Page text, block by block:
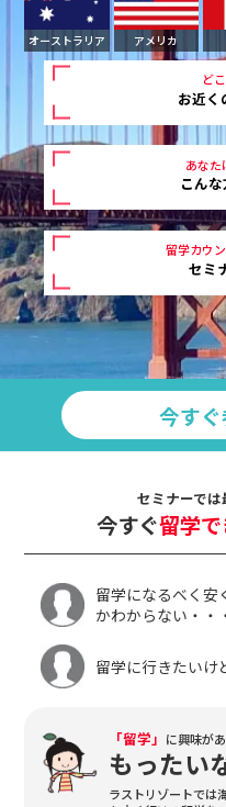
オーストラリア アメリカ
ど
お近く
あなた
こん
留学カウ
セミ
今す
セミナーで
今すぐ留学
留学になるべく安
かわからない・・
留学に行きたいけ
「留学」 に興味が
もったい
ラストリゾートでは